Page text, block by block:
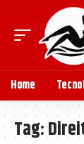
Home
Tag: